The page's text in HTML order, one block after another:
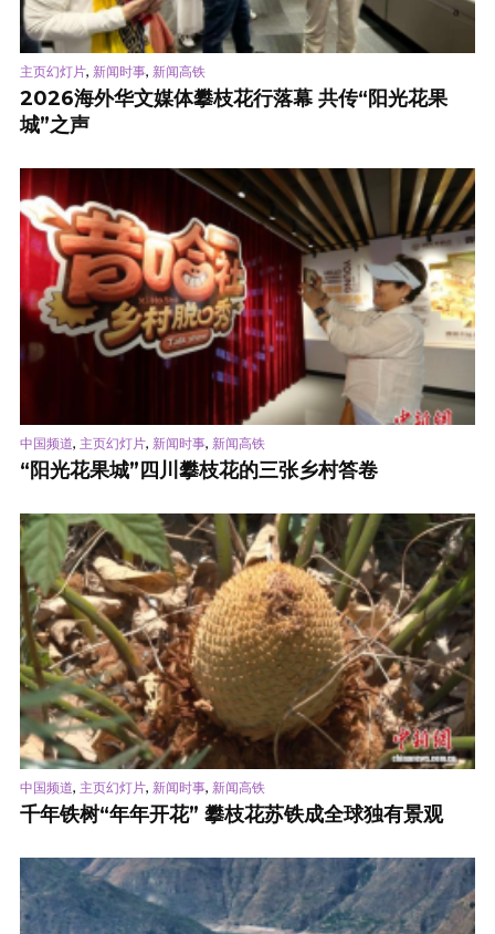
主页幻灯片, 新闻时事, 新闻高铁
2026海外华文媒体攀枝花行落幕 共传“阳光花果
城”之声
中国频道, 主页幻灯片, 新闻时事, 新闻高铁
“阳光花果城”四川攀枝花的三张乡村答卷
中国频道, 主页幻灯片, 新闻时事, 新闻高铁
千年铁树“年年开花” 攀枝花苏铁成全球独有景观